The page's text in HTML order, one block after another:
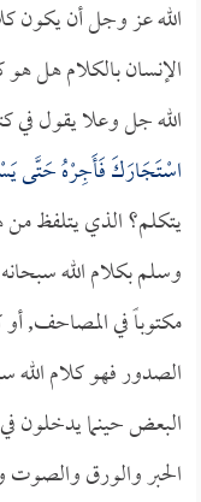
الله عز وجل أن يكون
الإنسان بالكلام هل هو
الله جل وعلا يقول في
اسْتَجَارَكَ فَأَجِرْهُ حَتَّى
يتكلم؟ الذي يتلفظ من
وسلم بكلام الله
مكتوباً في المصاحف, أو
الصدور فهو كلام
البعض حينما يدخلون
الحبر والورق والصوت